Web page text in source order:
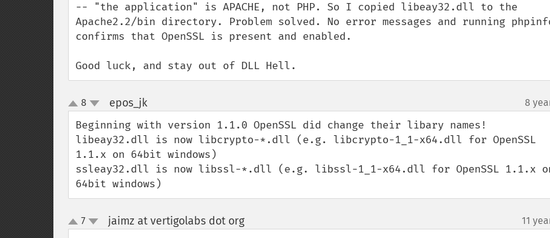
-- "the application" is APACHE, not PHP. So I copied libeay32.dll to the
Apache2.2/bin directory. Problem solved. No error messages and running
confirms that OpenSSL is present and enabled.
Good luck, and stay out of DLL Hell.
up
down
8 epos_jk¶ 8
Beginning with version 1.1.0 OpenSSL did change their libary names!
libeay32.dll is now libcrypto-*.dll (e.g. libcrypto-1_1-x64.dll for OpenSSL
1.1.x on 64bit windows)
ssleay32.dll is now libssl-*.dll (e.g. libssl-1_1-x64.dll for OpenSSL 1.1.x
64bit windows)
up
down
7 jaimz at vertigolabs dot org¶ 11